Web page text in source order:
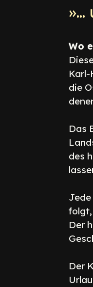
»…
Wo
Karl-
die
Das
des
Der
Der